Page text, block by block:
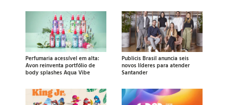
Perfumaria acessível em alta:
Avon reinventa portfólio de
body splashes Aqua Vibe
Publicis Brasil anuncia seis
novos líderes para atender
Santander